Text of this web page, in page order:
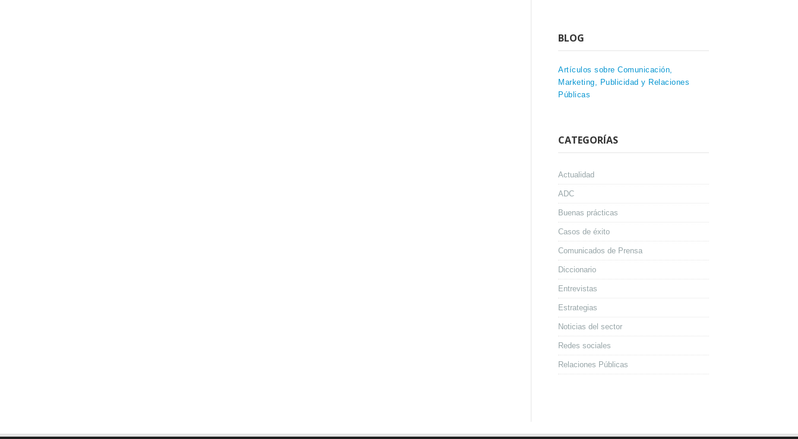
BLOG
Artículos sobre Comunicación,
Marketing, Publicidad y Relaciones
Públicas
CATEGORÍAS
Actualidad
ADC
Buenas prácticas
Casos de éxito
Comunicados de Prensa
Diccionario
Entrevistas
Estrategias
Noticias del sector
Redes sociales
Relaciones Públicas